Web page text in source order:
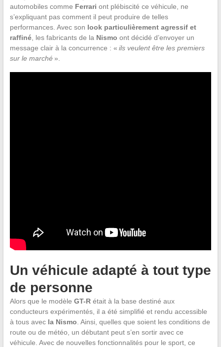
automobiles comme Ferrari ont plébiscité ce véhicule, ne
s’expliquant pas comment il peut produire de telles
performances. Avec son look particulièrement agressif et
raffiné, les fabricants de la Nismo ont décidé d’envoyer un
message clair à la concurrence : « ils veulent être les premiers
sur le marché».
Un véhicule adapté à tout type
de personne
Alors que le modèle GT-Rétait à la base destiné aux
conducteurs expérimentés, il a été simplifié et rendu accessible
à tous avec la Nismo . Ainsi, quelles que soient les conditions de
route ou de météo, un débutant peut s’en sortir avec ce
véhicule. Avec de nouvelles fonctionnalités pour le sport, ce